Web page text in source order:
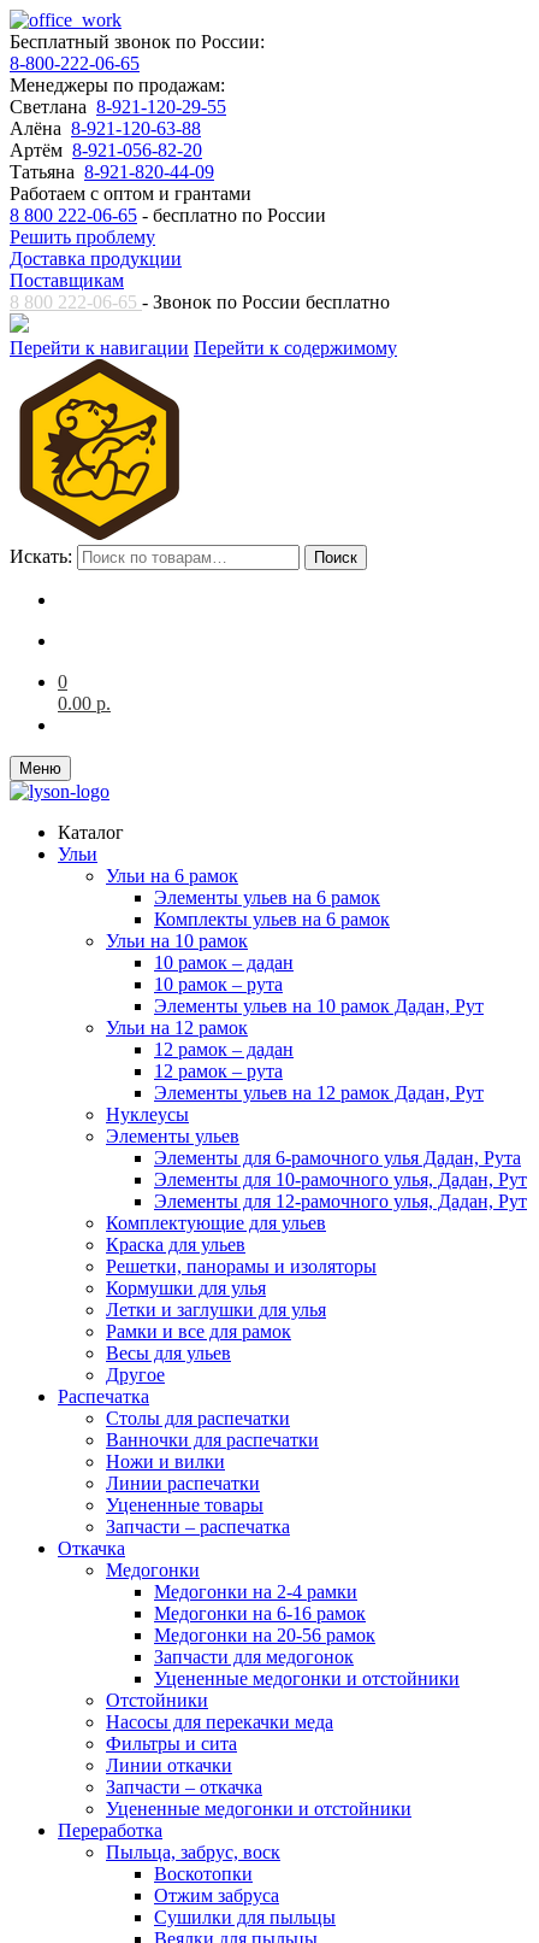
Бесплатный звонок по России:
8-800-222-06-65
Менеджеры по продажам:
Светлана 8-921-120-29-55
Алёна 8-921-120-63-88
Артём 8-921-056-82-20
Татьяна 8-921-820-44-09
Работаем с оптом и грантами
8 800 222-06-65 - бесплатно по России
Решить проблему
Доставка продукции
Поставщикам
8 800 222-06-65 - Звонок по России бесплатно
Перейти к навигации Перейти к содержимому
Искать: Поиск
0
0.00 р.
Меню
Каталог
Ульи
Ульи на 6 рамок
Элементы ульев на 6 рамок
Комплекты ульев на 6 рамок
Ульи на 10 рамок
10 рамок – дадан
10 рамок – рута
Элементы ульев на 10 рамок Дадан, Рут
Ульи на 12 рамок
12 рамок – дадан
12 рамок – рута
Элементы ульев на 12 рамок Дадан, Рут
Нуклеусы
Элементы ульев
Элементы для 6-рамочного улья Дадан, Рута
Элементы для 10-рамочного улья, Дадан, Рут
Элементы для 12-рамочного улья, Дадан, Рут
Комплектующие для ульев
Краска для ульев
Решетки, панорамы и изоляторы
Кормушки для улья
Летки и заглушки для улья
Рамки и все для рамок
Весы для ульев
Другое
Распечатка
Столы для распечатки
Ванночки для распечатки
Ножи и вилки
Линии распечатки
Уцененные товары
Запчасти – распечатка
Откачка
Медогонки
Медогонки на 2-4 рамки
Медогонки на 6-16 рамок
Медогонки на 20-56 рамок
Запчасти для медогонок
Уцененные медогонки и отстойники
Отстойники
Насосы для перекачки меда
Фильтры и сита
Линии откачки
Запчасти – откачка
Уцененные медогонки и отстойники
Переработка
Пыльца, забрус, воск
Воскотопки
Отжим забруса
Сушилки для пыльцы
Веялки для пыльцы